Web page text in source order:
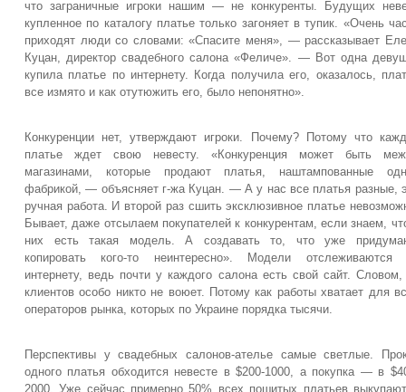
что заграничные игроки нашим — не конкуренты. Будущих
купленное по каталогу платье только загоняет в тупик. «Очень
приходят люди со словами: «Спасите меня», — рассказывает
Куцан, директор свадебного салона «Феличе». — Вот одна
купила платье по интернету. Когда получила его, оказалось,
все измято и как отутюжить его, было непонятно».
Конкуренции нет, утверждают игроки. Почему? Потому что
платье ждет свою невесту. «Конкуренция может быть
магазинами, которые продают платья, наштампованные
фабрикой, — объясняет г-жа Куцан. — А у нас все платья разные,
ручная работа. И второй раз сшить эксклюзивное платье
Бывает, даже отсылаем покупателей к конкурентам, если знаем,
них есть такая модель. А создавать то, что уже
копировать кого-то неинтересно». Модели отслеживаются
интернету, ведь почти у каждого салона есть свой сайт. Словом,
клиентов особо никто не воюет. Потому как работы хватает для
операторов рынка, которых по Украине порядка тысячи.
Перспективы у свадебных салонов-ателье самые светлые.
одного платья обходится невесте в $200-1000, а покупка — в
2000. Уже сейчас примерно 50% всех пошитых платьев